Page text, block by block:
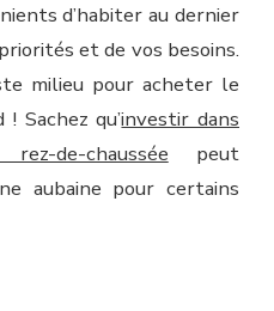
d’habiter au dernier
et de vos besoins.
milieu pour acheter le
Sachez qu’investir dans
de-chaussée peut
aubaine pour certains